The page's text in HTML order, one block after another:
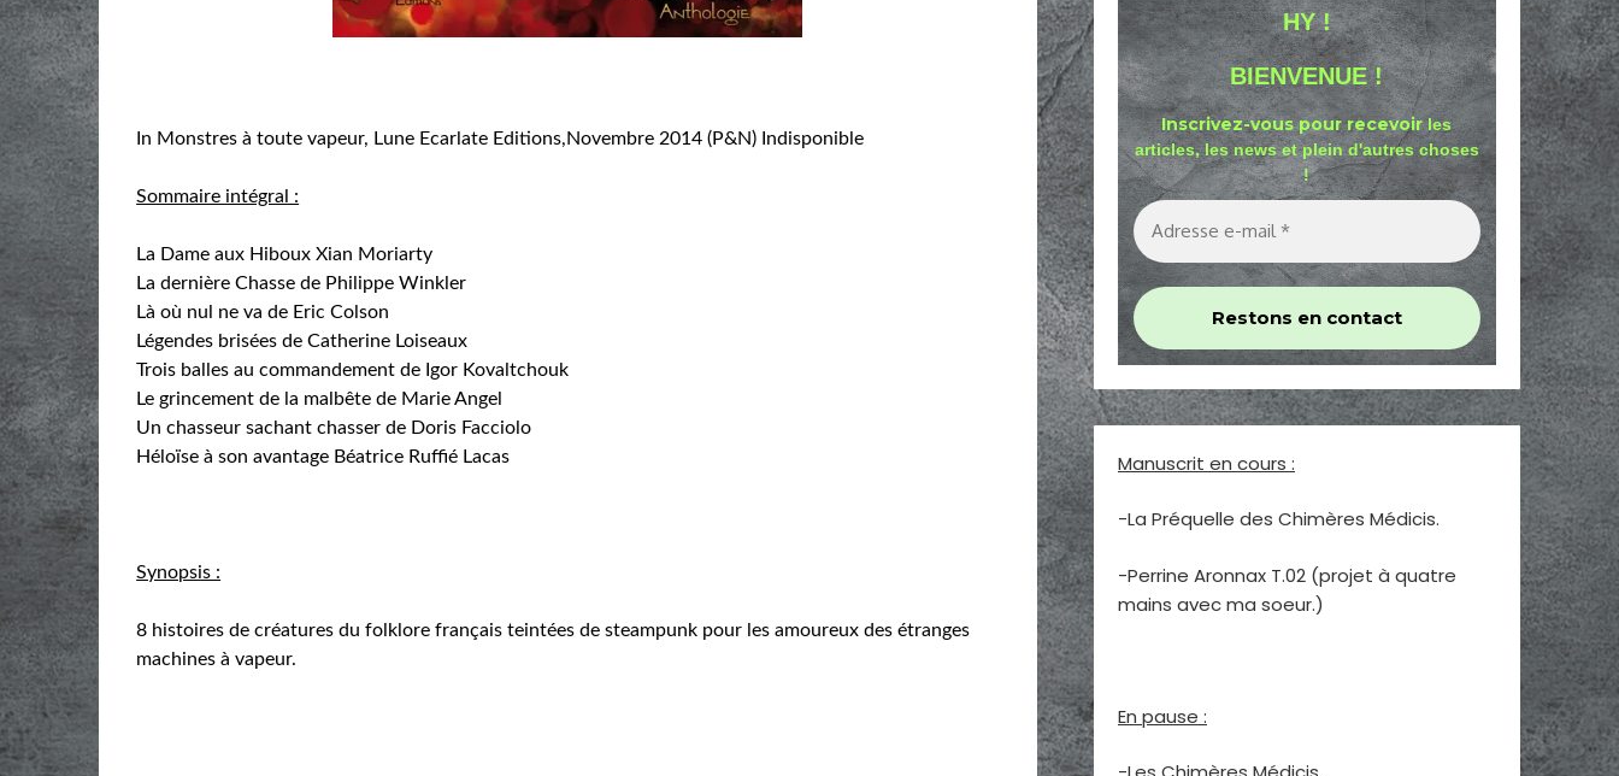
In Monstres à toute vapeur, Lune Ecarlate Editions,Novembre 2014 (P&N) Indisponible
Sommaire intégral :
La Dame aux Hiboux Xian Moriarty
La dernière Chasse de Philippe Winkler
Là où nul ne va de Eric Colson
Légendes brisées de Catherine Loiseaux
Trois balles au commandement de Igor Kovaltchouk
Le grincement de la malbête de Marie Angel
Un chasseur sachant chasser de Doris Facciolo
Héloïse à son avantage Béatrice Ruffié Lacas
Synopsis :
8 histoires de créatures du folklore français teintées de steampunk pour les amoureux des étranges
machines à vapeur.
HY !
BIENVENUE !
Inscrivez-vous pour recevoirles
articles, les news et plein d'autres choses
!
Manuscrit en cours :
-La Préquelle des Chimères Médicis.
-Perrine Aronnax T.02 (projet à quatre
mains avec ma soeur.)
En pause :